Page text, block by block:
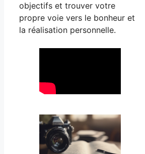
objectifs et trouver votre
propre voie vers le bonheur et
la réalisation personnelle.